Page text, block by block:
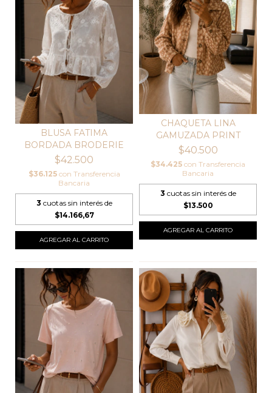
BLUSA FATIMA
BORDADA BRODERIE
$42.500
$36.125 con Transferencia
Bancaria
3 cuotas sin interés de
$14.166,67
CHAQUETA LINA
GAMUZADA PRINT
$40.500
$34.425 con Transferencia
Bancaria
3 cuotas sin interés de
$13.500